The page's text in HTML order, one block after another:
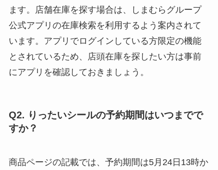
ます。店舗在庫を探す場合は、しまむらグループ
公式アプリの在庫検索を利用するよう案内されて
います。アプリでログインしている方限定の機能
とされているため、店頭在庫を探したい方は事前
にアプリを確認しておきましょう。
Q2. りったいシールの予約期間はいつまでで
すか？
商品ページの記載では、予約期間は5月24日13時か